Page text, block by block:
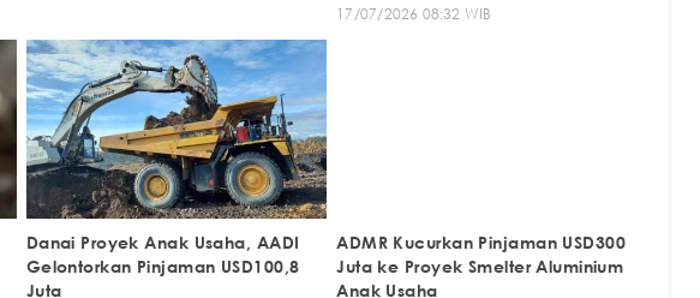
17/07/2026 08:32 WIB
Danai Proyek Anak Usaha, AADI
Gelontorkan Pinjaman USD100,8
Juta
ADMR Kucurkan Pinjaman USD300
Juta ke Proyek Smelter Aluminium
Anak Usaha